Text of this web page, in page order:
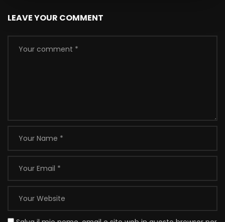
LEAVE YOUR COMMENT